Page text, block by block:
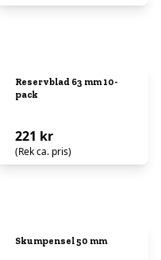
Reservblad 63 mm 10-
pack
221 kr
(Rek ca. pris)
Skumpensel 50 mm